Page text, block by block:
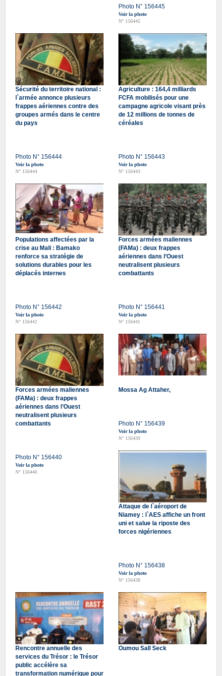
Photo N° 156445
Voir la photo
N° 156445
Sécurité du territoire national :
l`armée annonce plusieurs
frappes aériennes contre des
groupes armés dans le centre
du pays
Photo N° 156444
Voir la photo
N° 156444
Agriculture : 164,4 milliards
FCFA mobilisés pour une
campagne agricole visant près
de 12 millions de tonnes de
céréales
Photo N° 156443
Voir la photo
N° 156443
Populations affectées par la
crise au Mali : Bamako
renforce sa stratégie de
solutions durables pour les
déplacés internes
Photo N° 156442
Voir la photo
N° 156442
Forces armées maliennes
(FAMa) : deux frappes
aériennes dans l’Ouest
neutralisent plusieurs
combattants
Photo N° 156441
Voir la photo
N° 156441
Forces armées maliennes
(FAMa) : deux frappes
aériennes dans l’Ouest
neutralisent plusieurs
combattants
Photo N° 156440
Voir la photo
N° 156440
Mossa Ag Attaher,
Photo N° 156439
Voir la photo
N° 156439
Attaque de l`aéroport de
Niamey : l`AES affiche un front
uni et salue la riposte des
forces nigériennes
Photo N° 156438
Voir la photo
N° 156438
Rencontre annuelle des
services du Trésor : le Trésor
public accélère sa
transformation numérique pour
Oumou Sall Seck